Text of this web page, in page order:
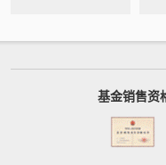
基金销售资